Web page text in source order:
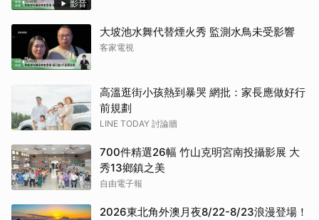
影音
大坡池水舞代替煙火秀 監測水鳥未受影響
客家電視
高溫逛街小孩熱到暴哭 網批：家長應做好行
前規劃
LINE TODAY 討論牆
700件精選26幅 竹山克明宮南投攝影展 大
秀13鄉鎮之美
自由電子報
2026東北角外澳月夜8/22-8/23浪漫登場！